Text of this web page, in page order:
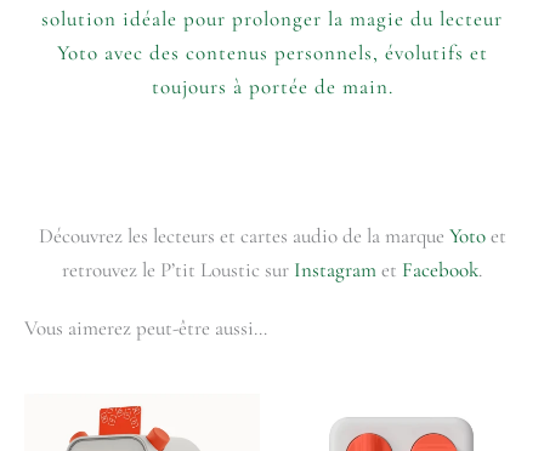
solution idéale pour prolonger la magie du lecteur
Yoto avec des contenus personnels, évolutifs et
toujours à portée de main.
Découvrez les lecteurs et cartes audio de la marque Yotoet
retrouvez le P’tit Loustic sur Instagramet Facebook.
Vous aimerez peut-être aussi…